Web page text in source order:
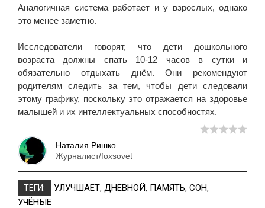
Аналогичная система работает и у взрослых, однако
это менее заметно.
Исследователи говорят, что дети дошкольного
возраста должны спать 10-12 часов в сутки и
обязательно отдыхать днём. Они рекомендуют
родителям следить за тем, чтобы дети следовали
этому графику, поскольку это отражается на здоровье
малышей и их интеллектуальных способностях.
Наталия Ришко
Журналист/foxsovet
ТЕГИ: УЛУЧШАЕТ, ДНЕВНОЙ, ПАМЯТЬ, СОН,
УЧЁНЫЕ